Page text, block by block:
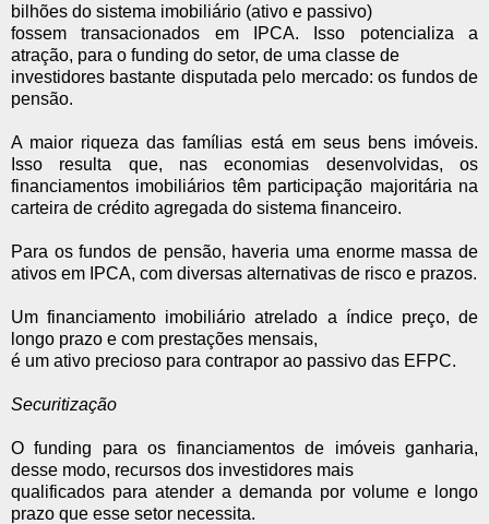
bilhões do sistema imobiliário (ativo e passivo)
fossem transacionados em IPCA. Isso potencializa a
atração, para o funding do setor, de uma classe de
investidores bastante disputada pelo mercado: os fundos de
pensão.
A maior riqueza das famílias está em seus bens imóveis.
Isso resulta que, nas economias desenvolvidas, os
financiamentos imobiliários têm participação majoritária na
carteira de crédito agregada do sistema financeiro.
Para os fundos de pensão, haveria uma enorme massa de
ativos em IPCA, com diversas alternativas de risco e prazos.
Um financiamento imobiliário atrelado a índice preço, de
longo prazo e com prestações mensais,
é um ativo precioso para contrapor ao passivo das EFPC.
Securitização
O funding para os financiamentos de imóveis ganharia,
desse modo, recursos dos investidores mais
qualificados para atender a demanda por volume e longo
prazo que esse setor necessita.